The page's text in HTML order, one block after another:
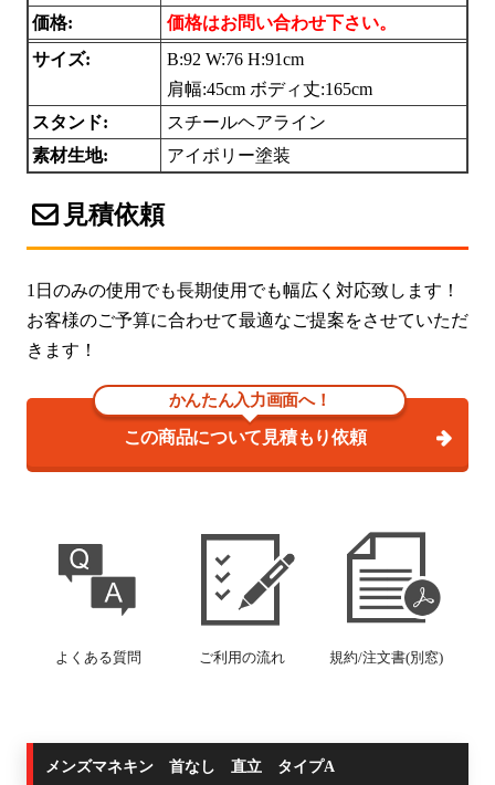
価格:
価格はお問い合わせ下さい。
サイズ:
B:92 W:76 H:91cm
肩幅:45cm ボディ丈:165cm
スタンド:
スチールヘアライン
素材生地:
アイボリー塗装
見積依頼
1日のみの使用でも長期使用でも幅広く対応致します！
お客様のご予算に合わせて最適なご提案をさせていただ
きます！
かんたん入力画面へ！
この商品について見積もり依頼
よくある質問 ご利用の流れ 規約/注文書(別窓)
メンズマネキン 首なし 直立 タイプA